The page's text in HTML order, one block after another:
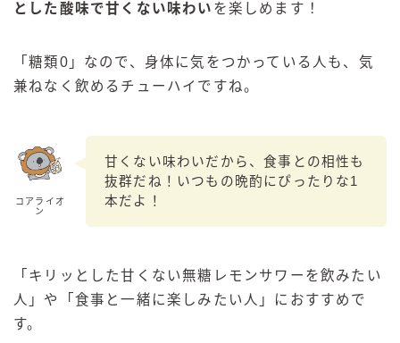
とした酸味で甘くない味わい を楽しめます！
「糖類0」なので、身体に気をつかっている人も、気
兼ねなく飲めるチューハイですね。
コアライオ
ン
甘くない味わいだから、食事との相性も
抜群だね！いつもの晩酌にぴったりな1
本だよ！
「キリッとした甘くない無糖レモンサワーを飲みたい
人」や「食事と一緒に楽しみたい人」におすすめで
す。